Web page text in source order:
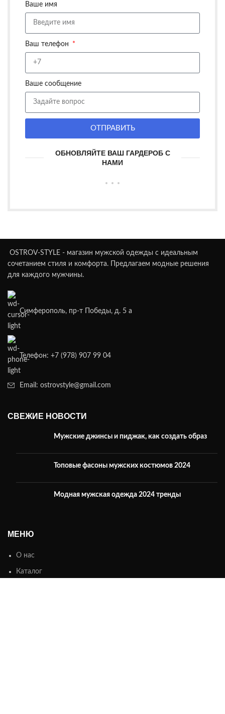
Ваше имя
Ваш телефон
Ваше сообщение
ОТПРАВИТЬ
ОБНОВЛЯЙТЕ ВАШ ГАРДЕРОБ С
НАМИ
OSTROV-STYLE - магазин мужской одежды с идеальным
сочетанием стиля и комфорта. Предлагаем модные решения
для каждого мужчины.
Симферополь, пр-т Победы, д. 5 а
Телефон: +7 (978) 907 99 04
Email: ostrovstyle@gmail.com
СВЕЖИЕ НОВОСТИ
Мужские джинсы и пиджак, как создать образ
Топовые фасоны мужских костюмов 2024
Модная мужская одежда 2024 тренды
МЕНЮ
О нас
Каталог